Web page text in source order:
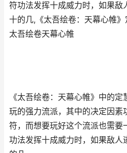
符功法发挥十成威力时，如果敌
十的几,《太吾绘卷：天幕心帷
太吾绘卷天幕心帷
《太吾绘卷：天幕心帷》中的
玩的强力流派，其中的决定因素
符，而想要玩好这个流派也需要
功法发挥十成威力时，如果敌人